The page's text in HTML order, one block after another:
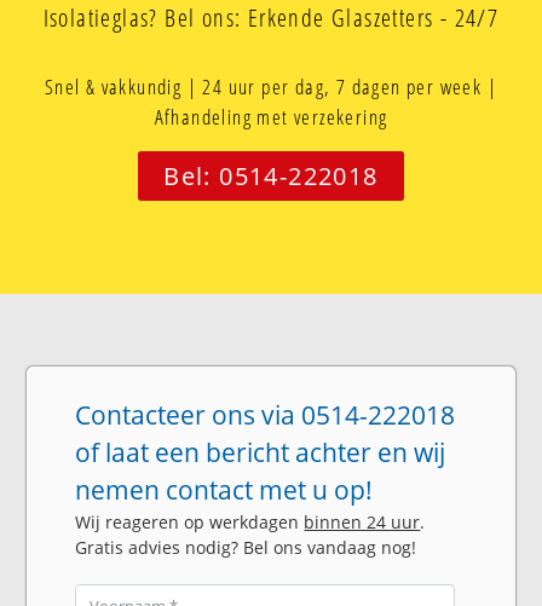
Isolatieglas? Bel ons: Erkende Glaszetters - 24/7
Snel & vakkundig | 24 uur per dag, 7 dagen per week |
Afhandeling met verzekering
Bel: 0514-222018
Contacteer ons via 0514-222018
of laat een bericht achter en wij
nemen contact met u op!
Wij reageren op werkdagen binnen 24 uur.
Gratis advies nodig? Bel ons vandaag nog!